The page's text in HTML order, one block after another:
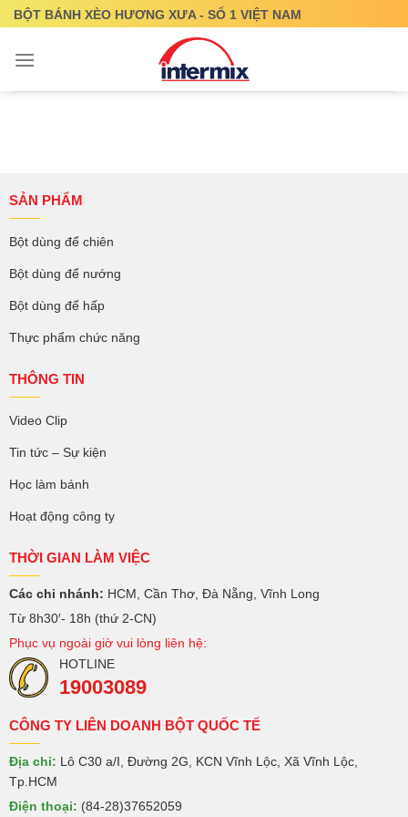
Skip
content
BỘT BÁNH XÈO HƯƠNG XƯA - SỐ 1 VIỆT NAM
SẢN PHẨM
Bột dùng để chiên
Bột dùng để nướng
Bột dùng để hấp
Thực phẩm chức năng
THÔNG TIN
Video Clip
Tin tức – Sự kiện
Học làm bánh
Hoạt động công ty
THỜI GIAN LÀM VIỆC
Các chi nhánh: HCM, Cần Thơ, Đà Nẵng, Vĩnh Long
Từ 8h30′- 18h (thứ 2-CN)
Phục vụ ngoài giờ vui lòng liên hệ:
HOTLINE
19003089
CÔNG TY LIÊN DOANH BỘT QUỐC TẾ
Địa chỉ: Lô C30 a/I, Đường 2G, KCN Vĩnh Lộc, Xã Vĩnh Lộc,
Tp.HCM
Điện thoại: (84-28)37652059